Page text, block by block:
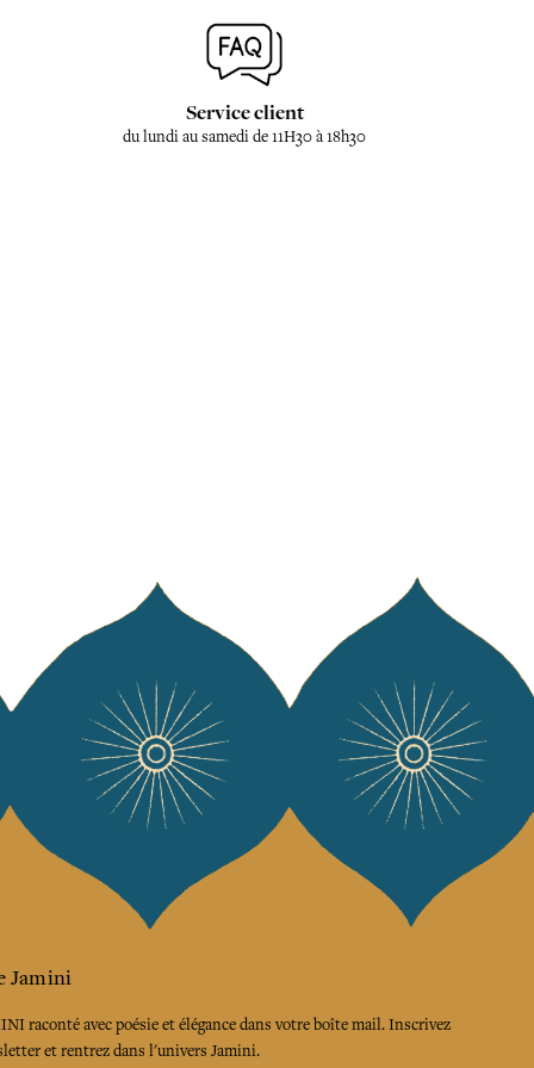
Service client
du lundi au samedi de 11H30 à 18h30
Jamini
raconté avec poésie et élégance dans votre boîte mail. Inscrivez
et rentrez dans l'univers Jamini.